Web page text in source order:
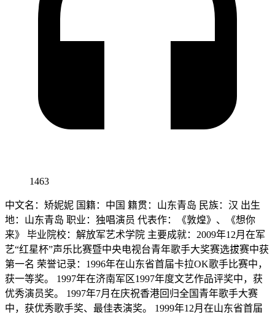
1463
中文名：矫妮妮 国籍：中国 籍贯：山东青岛 民族：汉 出生
地：山东青岛 职业：独唱演员 代表作：《敦煌》、《想你
来》 毕业院校：解放军艺术学院 主要成就：2009年12月在军
艺“红星杯”声乐比赛暨中央电视台青年歌手大奖赛选拔赛中获
第一名 荣誉记录：1996年在山东省首届卡拉OK歌手比赛中，
获一等奖。 1997年在济南军区1997年度文艺作品评奖中，获
优秀演员奖。 1997年7月在庆祝香港回归全国青年歌手大赛
中，获优秀歌手奖、最佳表演奖。 1999年12月在山东省首届